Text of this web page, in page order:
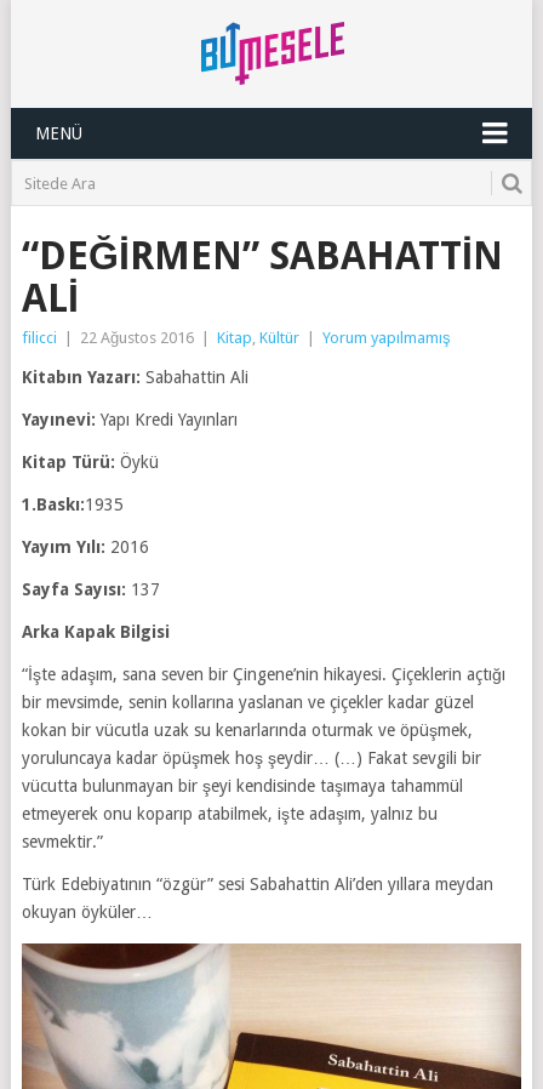
MENÜ
“DEĞIRMEN” SABAHATTIN
ALI
filicci 22 Ağustos 2016 Kitap, Kültür Yorum yapılmamış
Kitabın Yazarı: Sabahattin Ali
Yayınevi: Yapı Kredi Yayınları
Kitap Türü: Öykü
1.Baskı:1935
Yayım Yılı: 2016
Sayfa Sayısı: 137
Arka Kapak Bilgisi
“İşte adaşım, sana seven bir Çingene’nin hikayesi. Çiçeklerin açtığı
bir mevsimde, senin kollarına yaslanan ve çiçekler kadar güzel
kokan bir vücutla uzak su kenarlarında oturmak ve öpüşmek,
yoruluncaya kadar öpüşmek hoş şeydir… (…) Fakat sevgili bir
vücutta bulunmayan bir şeyi kendisinde taşımaya tahammül
etmeyerek onu koparıp atabilmek, işte adaşım, yalnız bu
sevmektir.”
Türk Edebiyatının “özgür” sesi Sabahattin Ali’den yıllara meydan
okuyan öyküler…